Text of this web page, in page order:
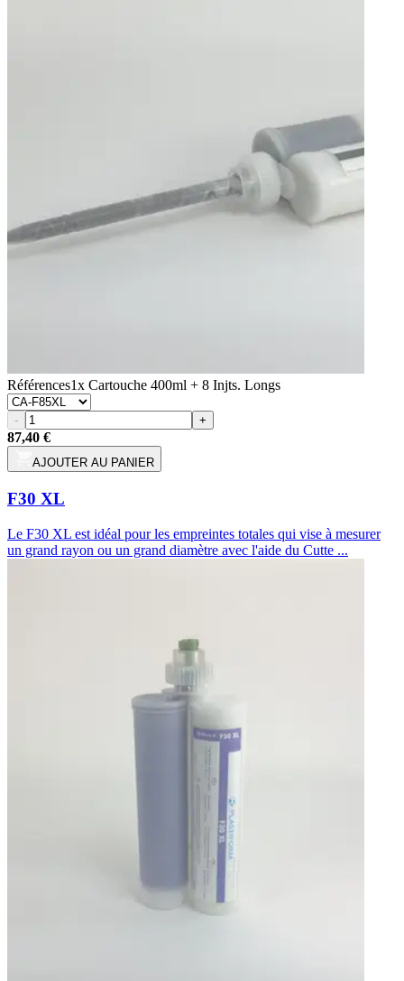
Références1x Cartouche 400ml + 8 Injts. Longs
- +
87,40 €
AJOUTER AU PANIER
F30 XL
Le F30 XL est idéal pour les empreintes totales qui vise à mesurer
un grand rayon ou un grand diamètre avec l'aide du Cutte ...